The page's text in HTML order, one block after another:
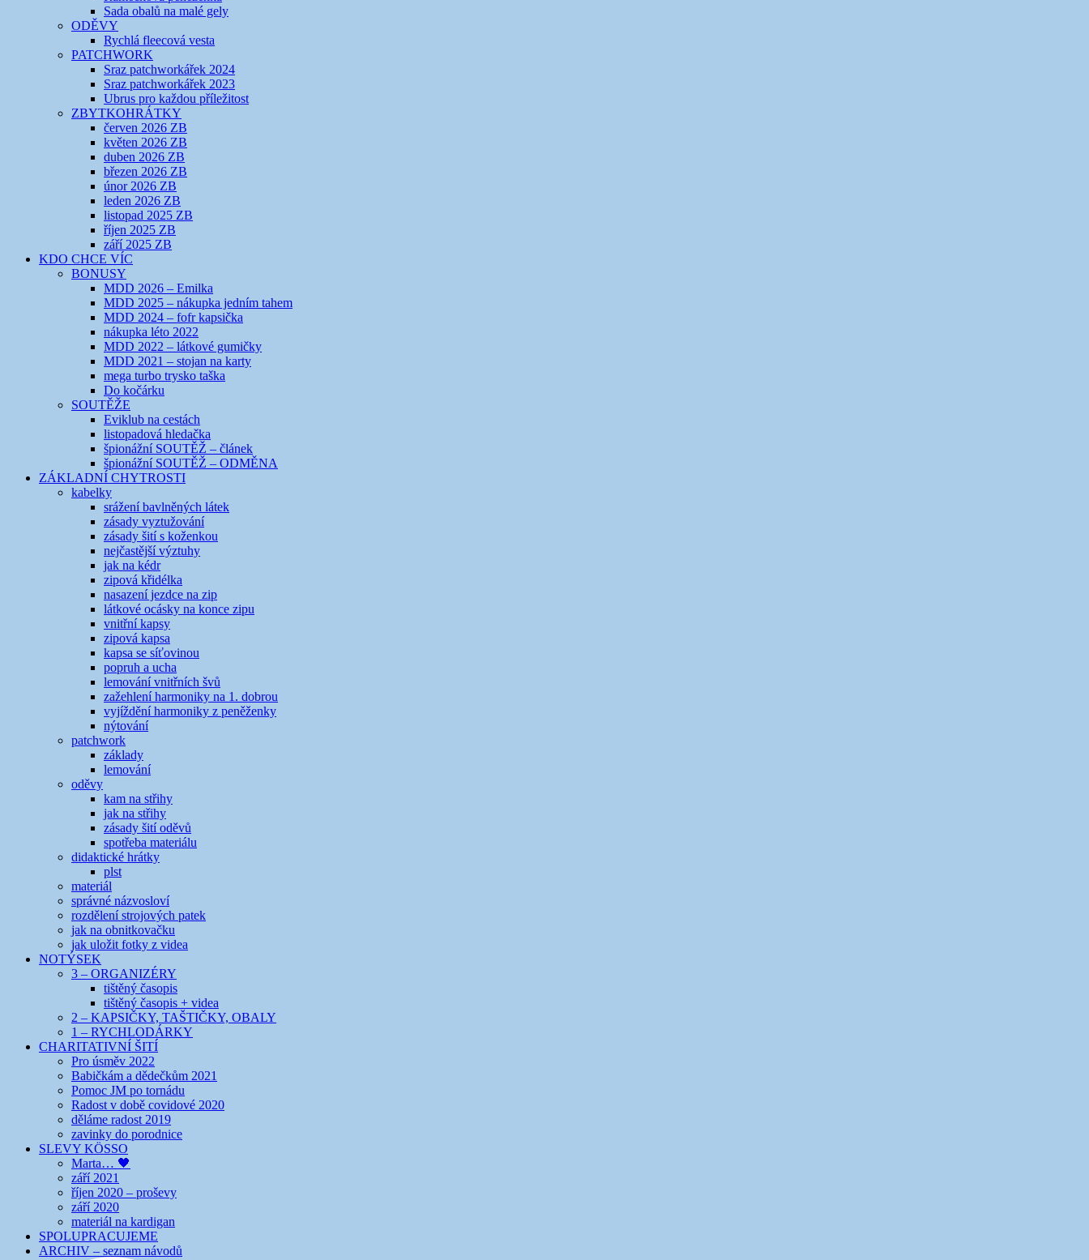
Sada obalů na malé gely
ODĚVY
Rychlá fleecová vesta
PATCHWORK
Sraz patchworkářek 2024
Sraz patchworkářek 2023
Ubrus pro každou příležitost
ZBYTKOHRÁTKY
červen 2026 ZB
květen 2026 ZB
duben 2026 ZB
březen 2026 ZB
únor 2026 ZB
leden 2026 ZB
listopad 2025 ZB
říjen 2025 ZB
září 2025 ZB
KDO CHCE VÍC
BONUSY
MDD 2026 – Emilka
MDD 2025 – nákupka jedním tahem
MDD 2024 – fofr kapsička
nákupka léto 2022
MDD 2022 – látkové gumičky
MDD 2021 – stojan na karty
mega turbo trysko taška
Do kočárku
SOUTĚŽE
Eviklub na cestách
listopadová hledačka
špionážní SOUTĚŽ – článek
špionážní SOUTĚŽ – ODMĚNA
ZÁKLADNÍ CHYTROSTI
kabelky
srážení bavlněných látek
zásady vyztužování
zásady šití s koženkou
nejčastější výztuhy
jak na kédr
zipová křidélka
nasazení jezdce na zip
látkové ocásky na konce zipu
vnitřní kapsy
zipová kapsa
kapsa se síťovinou
popruh a ucha
lemování vnitřních švů
zažehlení harmoniky na 1. dobrou
vyjíždění harmoniky z peněženky
nýtování
patchwork
základy
lemování
oděvy
kam na střihy
jak na střihy
zásady šití oděvů
spotřeba materiálu
didaktické hrátky
plst
materiál
správné názvosloví
rozdělení strojových patek
jak na obnitkovačku
jak uložit fotky z videa
NOTÝSEK
3 – ORGANIZÉRY
tištěný časopis
tištěný časopis + videa
2 – KAPSIČKY, TAŠTIČKY, OBALY
1 – RYCHLODÁRKY
CHARITATIVNÍ ŠITÍ
Pro úsměv 2022
Babičkám a dědečkům 2021
Pomoc JM po tornádu
Radost v době covidové 2020
děláme radost 2019
zavinky do porodnice
SLEVY KÖSSO
Marta… 🖤
září 2021
říjen 2020 – proševy
září 2020
materiál na kardigan
SPOLUPRACUJEME
ARCHIV – seznam návodů